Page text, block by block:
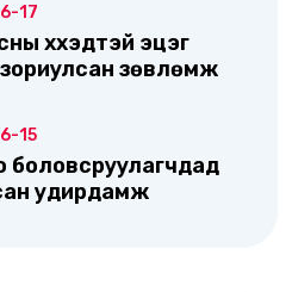
17
хүүхэдтэй эцэг
зориулсан зөвлөмж
15
боловсруулагчдад
удирдамж